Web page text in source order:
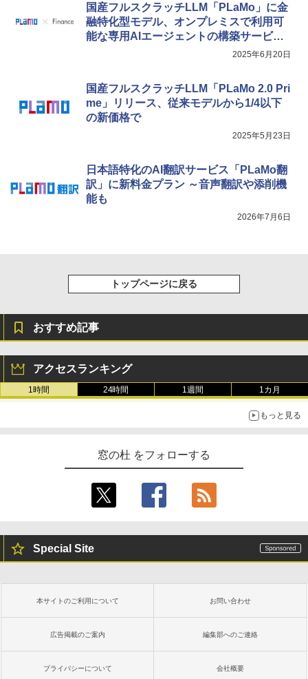
国産フルスクラッチLLM「PLaMo」に金
融特化型モデル、オンプレミスで利用可
能な専用AIエージェントの構築サービス
2025年6月20日
国産フルスクラッチLLM「PLaMo 2.0 Pri
me」リリース、従来モデルから1/4以下
の新価格で
2025年5月23日
日本語特化のAI翻訳サービス「PLaMo翻
訳」に新料金プラン ～音声翻訳や添削機
能も
2026年7月6日
トップページに戻る
おすすめ記事
アクセスランキング
1時間 24時間 1週間 1カ月
もっと見る
窓の杜 をフォローする
Special Site
本サイトのご利用について お問い合わせ
広告掲載のご案内 編集部へのご連絡
プライバシーについて 会社概要